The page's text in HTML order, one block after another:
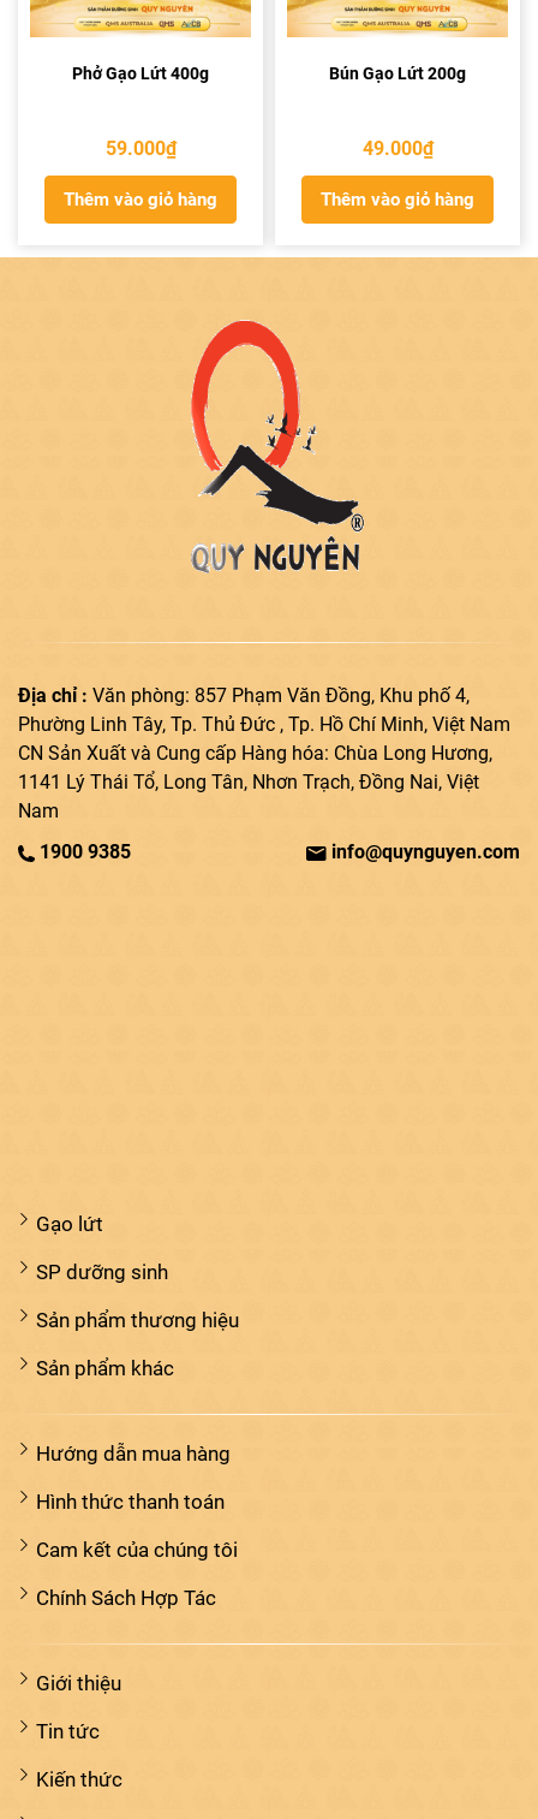
Phở Gạo Lứt 400g
59.000₫
Thêm vào giỏ hàng
Bún Gạo Lứt 200g
49.000₫
Thêm vào giỏ hàng
Địa chỉ : Văn phòng: 857 Phạm Văn Đồng, Khu phố 4,
Phường Linh Tây, Tp. Thủ Đức , Tp. Hồ Chí Minh, Việt Nam
CN Sản Xuất và Cung cấp Hàng hóa: Chùa Long Hương,
1141 Lý Thái Tổ, Long Tân, Nhơn Trạch, Đồng Nai, Việt
Nam
1900 9385
info@quynguyen.com
Gạo lứt
SP dưỡng sinh
Sản phẩm thương hiệu
Sản phẩm khác
Hướng dẫn mua hàng
Hình thức thanh toán
Cam kết của chúng tôi
Chính Sách Hợp Tác
Giới thiệu
Tin tức
Kiến thức